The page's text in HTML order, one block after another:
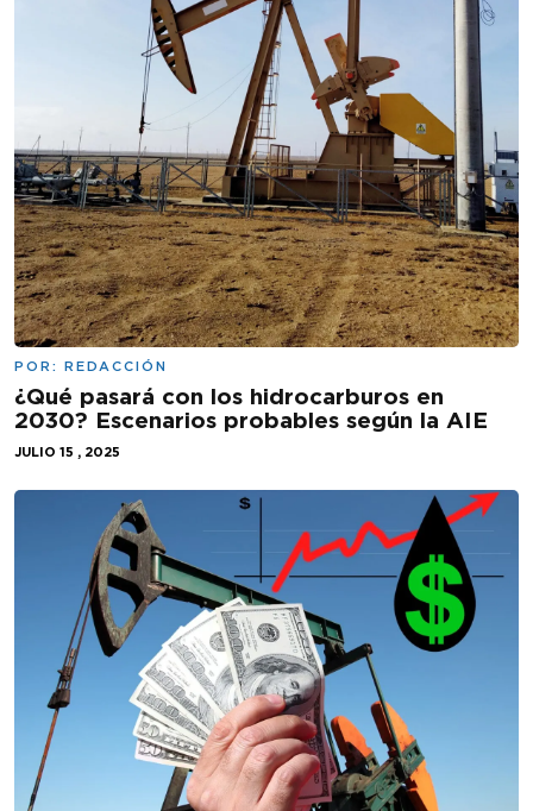
POR: REDACCIÓN
¿Qué pasará con los hidrocarburos en
2030? Escenarios probables según la AIE
JULIO 15 , 2025